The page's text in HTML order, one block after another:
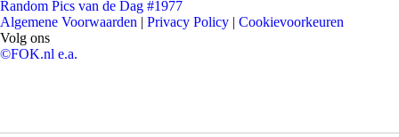
Random Pics van de Dag #1977
Algemene Voorwaarden | Privacy Policy | Cookievoorkeuren
Volg ons
©FOK.nl e.a.